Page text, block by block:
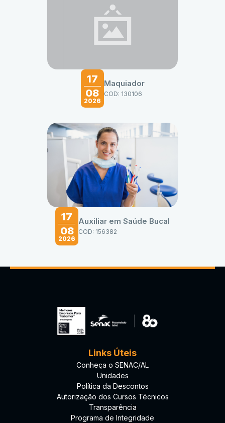
17
08
2026
Maquiador
COD: 130106
17
08
2026
Auxiliar em Saúde Bucal
COD: 156382
Links Úteis
Conheça o SENAC/AL
Unidades
Política da Descontos
Autorização dos Cursos Técnicos
Transparência
Programa de Integridade